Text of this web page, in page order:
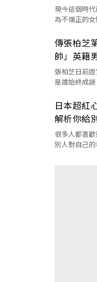
現今這個時
為不端正的
傳張柏芝
帥」英籍
張柏芝日前
是誰始終成
日本超紅
解析你給
很多人都喜
別人對自己